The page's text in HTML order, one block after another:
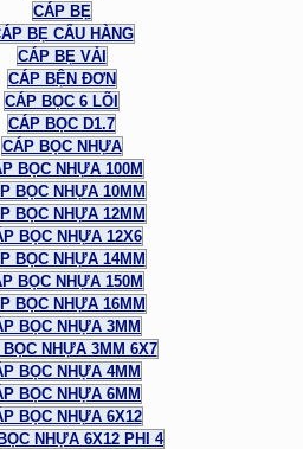
CÁP BẸ
BẸ CẨU HÀNG
CÁP BẸ VẢI
CÁP BỆN ĐƠN
CÁP BỌC 6 LÕI
CÁP BỌC D1.7
CÁP BỌC NHỰA
BỌC NHỰA 100M
BỌC NHỰA 10MM
BỌC NHỰA 12MM
BỌC NHỰA 12X6
BỌC NHỰA 14MM
BỌC NHỰA 150M
BỌC NHỰA 16MM
BỌC NHỰA 3MM
BỌC NHỰA 3MM 6X7
BỌC NHỰA 4MM
BỌC NHỰA 6MM
BỌC NHỰA 6X12
NHỰA 6X12 PHI 4